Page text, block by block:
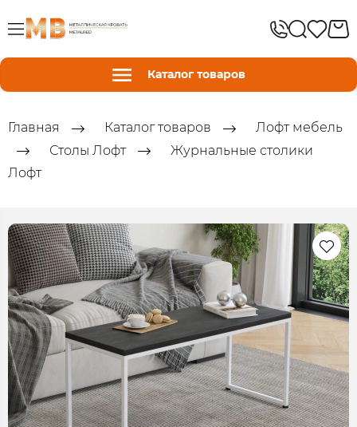
Каталог товаров
Главная Каталог товаров
Лофт мебель
Столы Лофт
Журнальные столики
Лофт